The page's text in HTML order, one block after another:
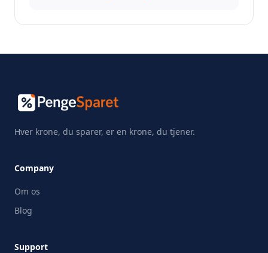
Hver krone, du sparer, er en krone, du tjener.
Company
Om os
Blog
Support